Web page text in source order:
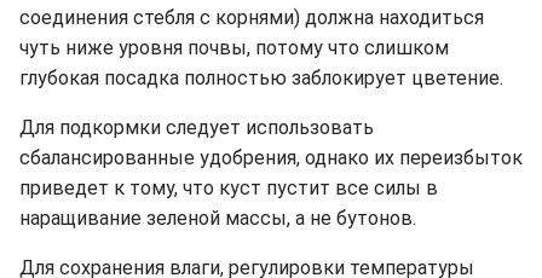
соединения стебля с корнями) должна находиться
чуть ниже уровня почвы, потому что слишком
глубокая посадка полностью заблокирует цветение.
Для подкормки следует использовать
сбалансированные удобрения, однако их переизбыток
приведет к тому, что куст пустит все силы в
наращивание зеленой массы, а не бутонов.
Для сохранения влаги, регулировки температуры